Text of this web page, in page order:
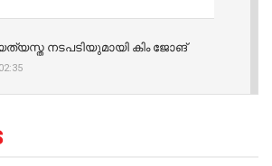
നടപടിയുമായി കിം ജോങ്